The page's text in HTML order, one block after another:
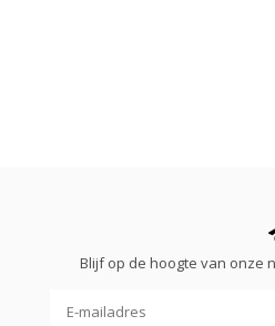
Blijf op de hoogte van onze